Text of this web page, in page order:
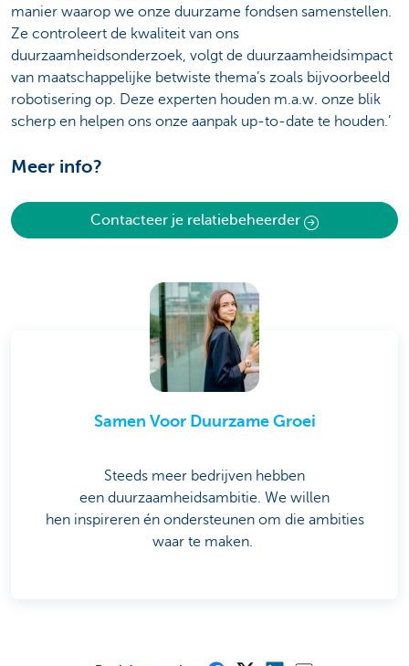
manier waarop we onze duurzame fondsen samenstellen.
Ze controleert de kwaliteit van ons
duurzaamheidsonderzoek, volgt de duurzaamheidsimpact
van maatschappelijke betwiste thema’s zoals bijvoorbeeld
robotisering op. Deze experten houden m.a.w. onze blik
scherp en helpen ons onze aanpak up-to-date te houden.’
Meer info?
Contacteer je relatiebeheerder
Samen Voor Duurzame Groei
Steeds meer bedrijven hebben
een duurzaamheidsambitie. We willen
hen inspireren én ondersteunen om die ambities
waar te maken.